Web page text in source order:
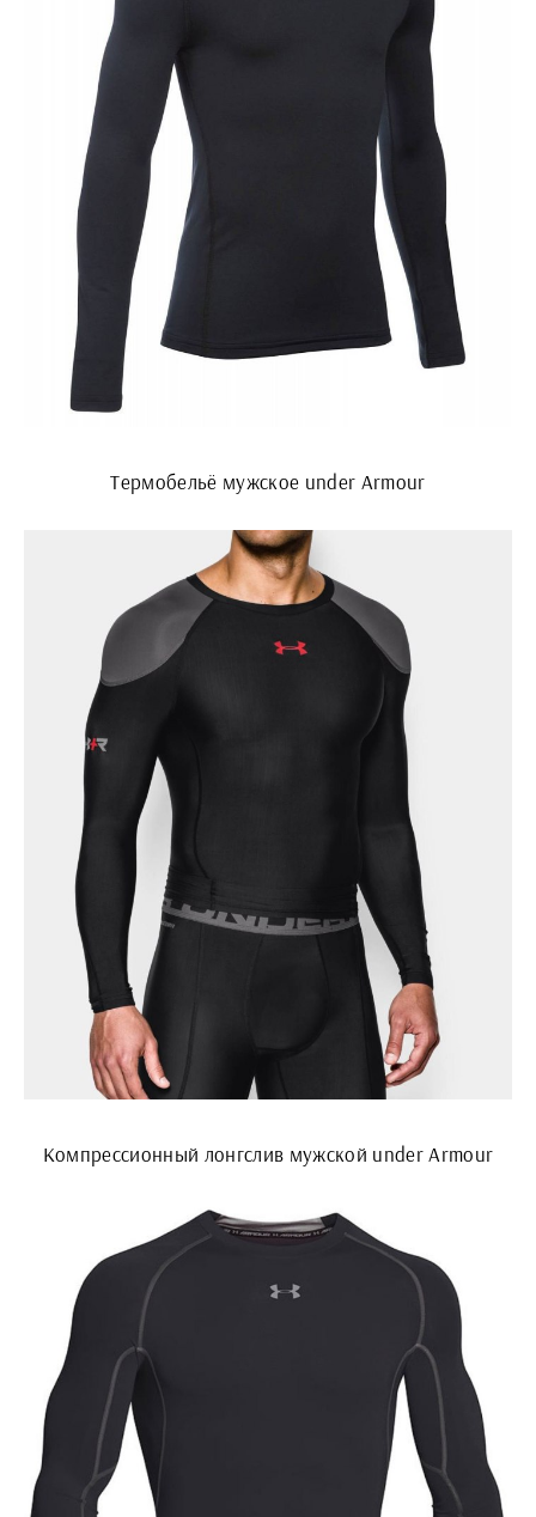
Термобельё мужское under Armour
Компрессионный лонгслив мужской under Armour